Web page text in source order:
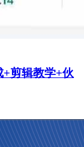
剪辑教学+伙